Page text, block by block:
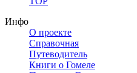
Инфо
О проекте
Справочная
Путеводитель
Книги о Гомеле